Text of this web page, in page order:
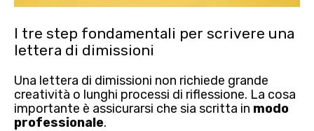
I tre step fondamentali per scrivere una
lettera di dimissioni
Una lettera di dimissioni non richiede grande
creatività o lunghi processi di riflessione. La cosa
importante è assicurarsi che sia scritta in modo
professionale.